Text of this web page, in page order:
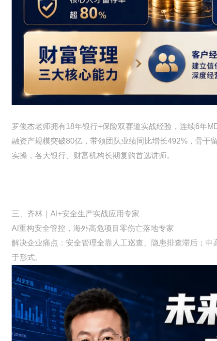
罗俊杰老师拥有18年银行+保险双赛道实战经验，连续6年
融资产规模突破80亿，带领团队业绩同比增长492%，骨
实操，各大银行、财富机构长期复购首选讲师。
三、齐林｜AI+安全生产实战应用专家
AI重构安全管控，海外高危项目零伤亡落地专家
解决企业痛点：安全管理全靠人工巡查、隐患排查滞后；
于形式。